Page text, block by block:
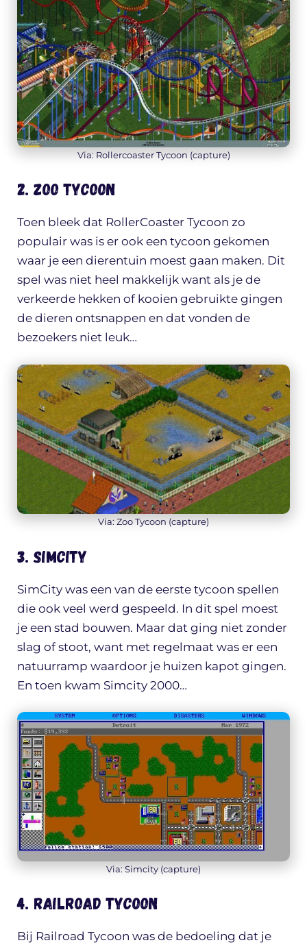
Via: Rollercoaster Tycoon (capture)
2. Zoo Tycoon
Toen bleek dat RollerCoaster Tycoon zo
populair was is er ook een tycoon gekomen
waar je een dierentuin moest gaan maken. Dit
spel was niet heel makkelijk want als je de
verkeerde hekken of kooien gebruikte gingen
de dieren ontsnappen en dat vonden de
bezoekers niet leuk…
Via: Zoo Tycoon (capture)
3. Simcity
SimCity was een van de eerste tycoon spellen
die ook veel werd gespeeld. In dit spel moest
je een stad bouwen. Maar dat ging niet zonder
slag of stoot, want met regelmaat was er een
natuurramp waardoor je huizen kapot gingen.
En toen kwam Simcity 2000…
Via: Simcity (capture)
4. Railroad Tycoon
Bij Railroad Tycoon was de bedoeling dat je